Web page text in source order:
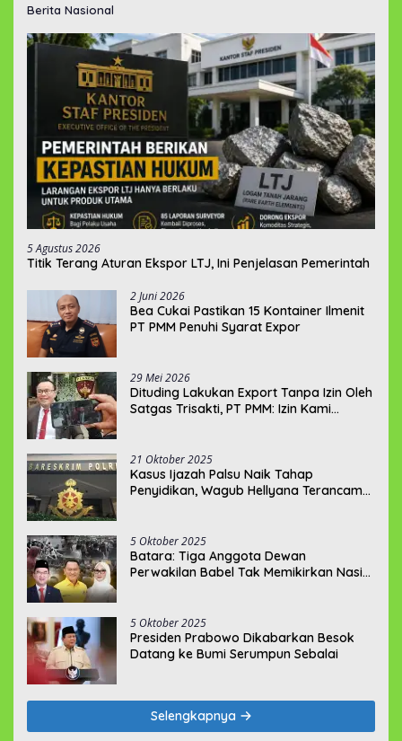
Berita Nasional
5 Agustus 2026
Titik Terang Aturan Ekspor LTJ, Ini Penjelasan Pemerintah
2 Juni 2026
‎Bea Cukai Pastikan 15 Kontainer Ilmenit
PT PMM Penuhi Syarat Expor
29 Mei 2026
‎Dituding Lakukan Export Tanpa Izin Oleh
Satgas Trisakti, PT PMM: Izin Kami
21 Oktober 2025
Kasus Ijazah Palsu Naik Tahap
Penyidikan, Wagub Hellyana Terancam
5 Oktober 2025
Batara: Tiga Anggota Dewan
Perwakilan Babel Tak Memikirkan Nasib
5 Oktober 2025
Presiden Prabowo Dikabarkan Besok
Datang ke Bumi Serumpun Sebalai
Selengkapnya